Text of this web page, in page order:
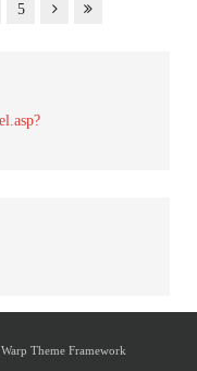
5
Warp Theme Framework